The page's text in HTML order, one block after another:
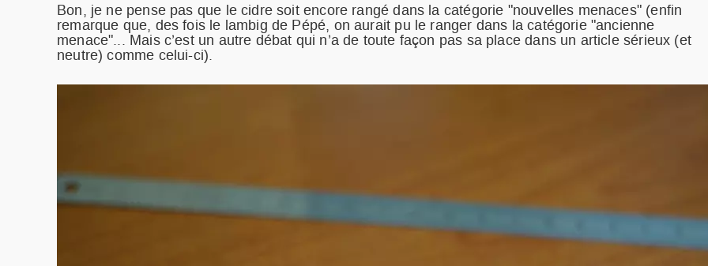
Bon, je ne pense pas que le cidre soit encore rangé dans la catégorie "nouvelles menaces" (enfin
remarque que, des fois le lambig de Pépé, on aurait pu le ranger dans la catégorie "ancienne
menace"... Mais c’est un autre débat qui n’a de toute façon pas sa place dans un article sérieux (et
neutre) comme celui-ci).